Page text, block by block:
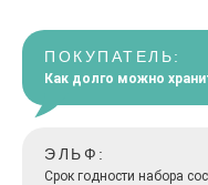
ПОКУПАТЕЛЬ:
Как долго можно
ЭЛЬФ:
Срок годности набора